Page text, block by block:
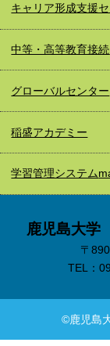
キャリア形成支援
中等・高等教育接続
グローバルセンター
稲盛アカデミー
学習管理システム
鹿児島大学
〒
TEL：
©鹿児島